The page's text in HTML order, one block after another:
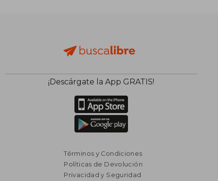
¡Descárgate la App GRATIS!
Términos y Condiciones
Políticas de Devolución
Privacidad y Seguridad